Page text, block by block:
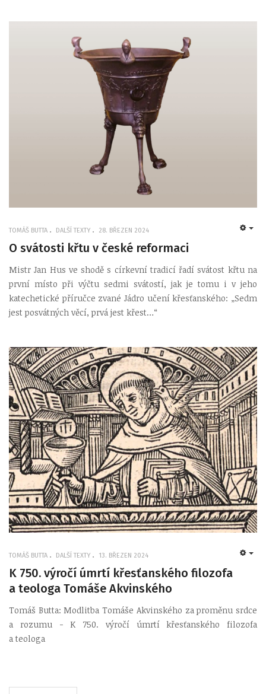
TOMÁŠ BUTTA DALŠÍ TEXTY 28. BŘEZEN 2024
O svátosti křtu v české reformaci
Mistr Jan Hus ve shodě s církevní tradicí řadí svátost křtu na
první místo při výčtu sedmi svátostí, jak je tomu i v jeho
katechetické příručce zvané Jádro učení křesťanského: „Sedm
jest posvátných věcí, prvá jest křest…“
TOMÁŠ BUTTA DALŠÍ TEXTY 13. BŘEZEN 2024
K 750. výročí úmrtí křesťanského filozofa
a teologa Tomáše Akvinského
Tomáš Butta: Modlitba Tomáše Akvinského za proměnu srdce
a rozumu - K 750. výročí úmrtí křesťanského filozofa
a teologa